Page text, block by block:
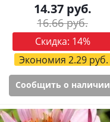
14.37руб.
16.66руб.
Скидка: 14%
Экономия 2.29руб.
Сообщить о наличии